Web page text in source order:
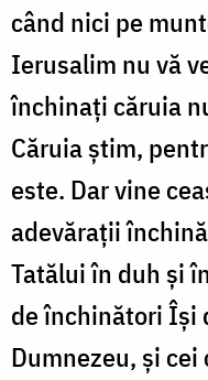
când nici pe
Ierusalim nu vă
închinați căruia
Căruia știm,
este. Dar vine
adevărații
Tatălui în duh și
de închinători Își
Dumnezeu, și